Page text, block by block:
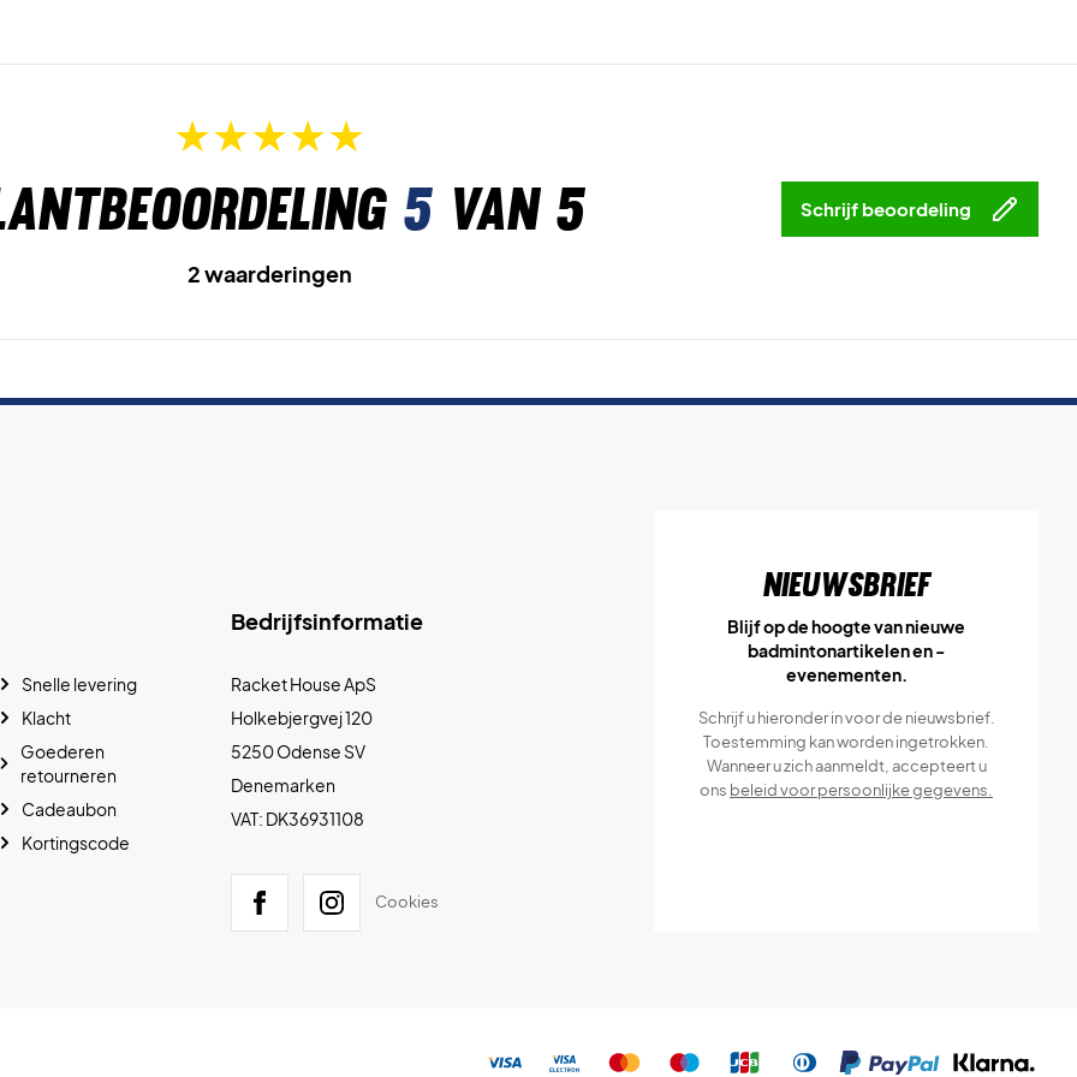
5van 5 Schrijf beoordeling
2 waarderingen
Bedrijfsinformatie
Racket House ApS
Holkebjergvej 120
5250 Odense SV
Denemarken
VAT: DK36931108
Cookies
Snelle levering
Klacht
Goederen
retourneren
Cadeaubon
Kortingscode
Nieuwsbrief
Blijf op de hoogte van nieuwe
badmintonartikelen en -
evenementen.
Schrijf u hieronder in voor de nieuwsbrief.
Toestemming kan worden ingetrokken.
Wanneer u zich aanmeldt, accepteert u
ons beleid voor persoonlijke gegevens.